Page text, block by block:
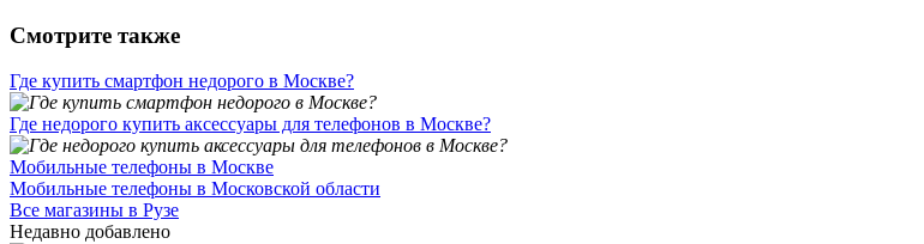
Смотрите также
Где купить смартфон недорого в Москве?
Где недорого купить аксессуары для телефонов в Москве?
Мобильные телефоны в Москве
Мобильные телефоны в Московской области
Все магазины в Рузе
Недавно добавлено